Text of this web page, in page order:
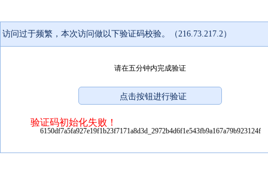
访问过于频繁，本次访问做以下验证码校验。（216.73.217.2）
请在五分钟内完成验证
验证码初始化失败！
6150df7a5fa927e19f1b23f7171a8d3d_2972b4d6f1e543fb9a167a79b923124f